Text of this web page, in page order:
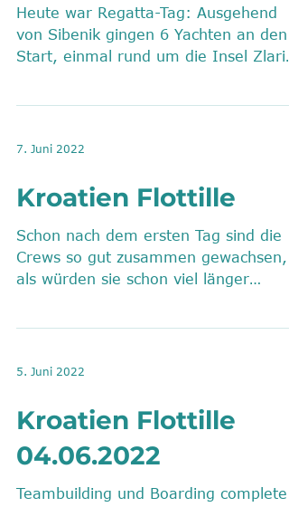
Heute war Regatta-Tag: Ausgehend
von Sibenik gingen 6 Yachten an den
Start, einmal rund um die Insel Zlarin
7. Juni 2022
Kroatien Flottille
Schon nach dem ersten Tag sind die
Crews so gut zusammen gewachsen,
als würden sie schon viel länger
5. Juni 2022
Kroatien Flottille
04.06.2022
Teambuilding und Boarding complete!